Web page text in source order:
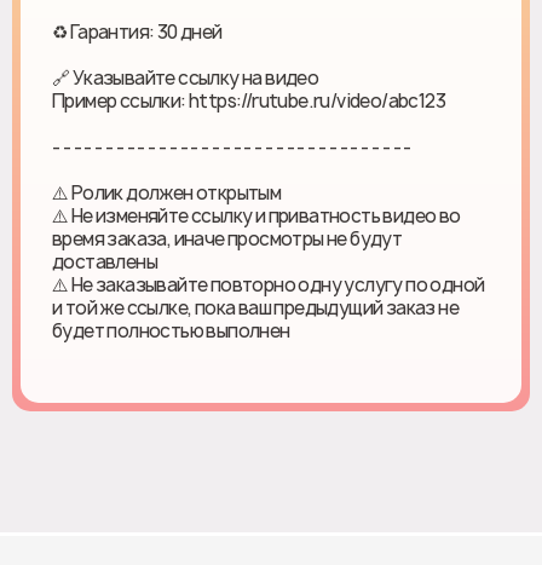
♻ Гарантия: 30 дней
🔗 Указывайте ссылку на видео
Пример ссылки: https://rutube.ru/video/abc123
- - - - - - - - - - - - - - - - - - - - - - - - - - - - - - - - - -
⚠️ Ролик должен открытым
⚠️ Не изменяйте ссылку и приватность видео во
время заказа, иначе просмотры не будут
доставлены
⚠️ Не заказывайте повторно одну услугу по одной
и той же ссылке, пока ваш предыдущий заказ не
будет полностью выполнен